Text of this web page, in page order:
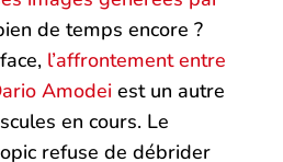
de temps encore ?
l’affrontement entre
Amodeiest un autre
en cours. Le
refuse de débrider